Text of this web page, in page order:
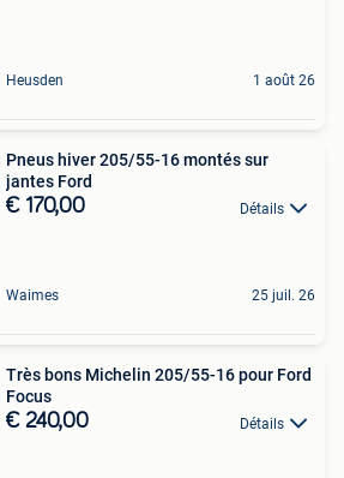
Heusden 1 août 26
Pneus hiver 205/55-16 montés sur
jantes Ford
€ 170,00 Détails
Waimes 25 juil. 26
Très bons Michelin 205/55-16 pour Ford
Focus
€ 240,00 Détails